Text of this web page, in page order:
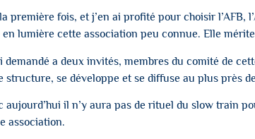
première fois, et j’en ai profité pour choisir
lumière cette association peu connue. Elle
demandé a deux invités, membres du comité de
structure, se développe et se diffuse au plus près
aujourd’hui il n’y aura pas de rituel du slow train
association.